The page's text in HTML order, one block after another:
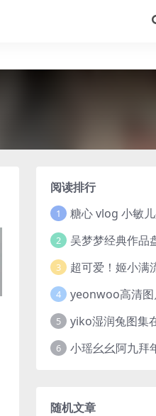
阅读排行
1
2
3
4
5
6
随机文章